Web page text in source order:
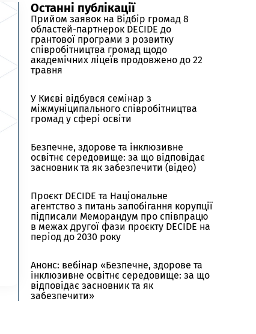
Останні публікації
Прийом заявок на Відбір громад 8
областей-партнерок DECIDE до
грантової програми з розвитку
співробітництва громад щодо
академічних ліцеїв продовжено до 22
травня
У Києві відбувся семінар з
міжмуніципального співробітництва
громад у сфері освіти
Безпечне, здорове та інклюзивне
освітнє середовище: за що відповідає
засновник та як забезпечити (відео)
Проєкт DECIDE та Національне
агентство з питань запобігання корупції
підписали Меморандум про співпрацю
в межах другої фази проєкту DECIDE на
період до 2030 року
Анонс: вебінар «Безпечне, здорове та
інклюзивне освітнє середовище: за що
відповідає засновник та як
забезпечити»